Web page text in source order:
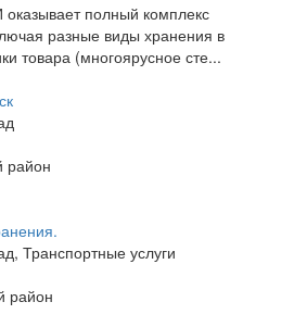
полный комплекс
разные виды хранения в
товара (многоярусное сте...
район
Транспортные услуги
район